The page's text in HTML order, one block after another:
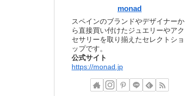
monad
スペインのブランドやデザイナーか
ら直接買い付けたジュエリーやアク
セサリーを取り揃えたセレクトショ
ップです。
公式サイト
https://monad.jp